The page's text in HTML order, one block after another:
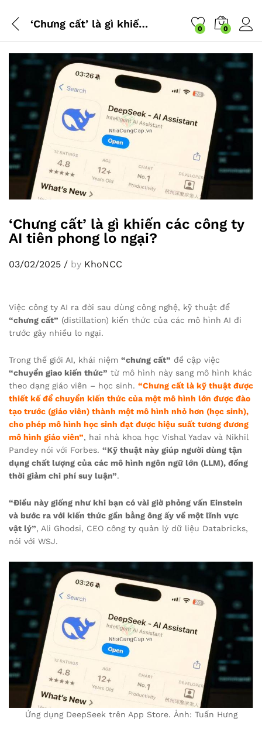
‘Chưng cất’ là gì khiến các công ty AI tiên phong lo ngại? 0 0
‘Chưng cất’ là gì khiến các công ty
AI tiên phong lo ngại?
03/02/2025 / by KhoNCC
Việc công ty AI ra đời sau dùng công nghệ, kỹ thuật để
“chưng cất” (distillation) kiến thức của các mô hình AI đi
trước gây nhiều lo ngại.
Trong thế giới AI, khái niệm “chưng cất” đề cập việc
“chuyển giao kiến thức” từ mô hình này sang mô hình khác
theo dạng giáo viên – học sinh. “Chưng cất là kỹ thuật được
thiết kế để chuyển kiến thức của một mô hình lớn được đào
tạo trước (giáo viên) thành một mô hình nhỏ hơn (học sinh),
cho phép mô hình học sinh đạt được hiệu suất tương đương
mô hình giáo viên”, hai nhà khoa học Vishal Yadav và Nikhil
Pandey nói với Forbes. “Kỹ thuật này giúp người dùng tận
dụng chất lượng của các mô hình ngôn ngữ lớn (LLM), đồng
thời giảm chi phí suy luận”.
“Điều này giống như khi bạn có vài giờ phỏng vấn Einstein
và bước ra với kiến thức gần bằng ông ấy về một lĩnh vực
vật lý”, Ali Ghodsi, CEO công ty quản lý dữ liệu Databricks,
nói với WSJ.
Ứng dụng DeepSeek trên App Store. Ảnh: Tuấn Hưng